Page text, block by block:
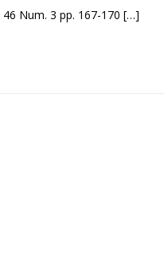
46 Num. 3 pp. 167-170 […]